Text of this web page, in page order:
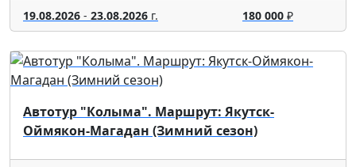
19.08.2026 - 23.08.2026 г. 180 000₽
Автотур "Колыма". Маршрут: Якутск-
Оймякон-Магадан (Зимний сезон)